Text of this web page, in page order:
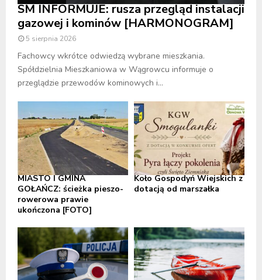
SM INFORMUJE: rusza przegląd instalacji
gazowej i kominów [HARMONOGRAM]
5 sierpnia 2026
Fachowcy wkrótce odwiedzą wybrane mieszkania.
Spółdzielnia Mieszkaniowa w Wągrowcu informuje o
przeglądzie przewodów kominowych i...
MIASTO I GMINA
GOŁAŃCZ: ścieżka pieszo-
rowerowa prawie
ukończona [FOTO]
Koło Gospodyń Wiejskich z
dotacją od marszałka